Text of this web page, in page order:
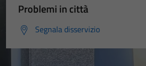
Problemi in città
Segnala disservizio